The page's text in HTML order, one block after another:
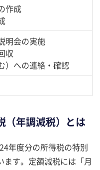
作成
明会の実施
収
）への連絡・確認
（年調減税）とは
年度分の所得税の特別
す。定額減税には「月